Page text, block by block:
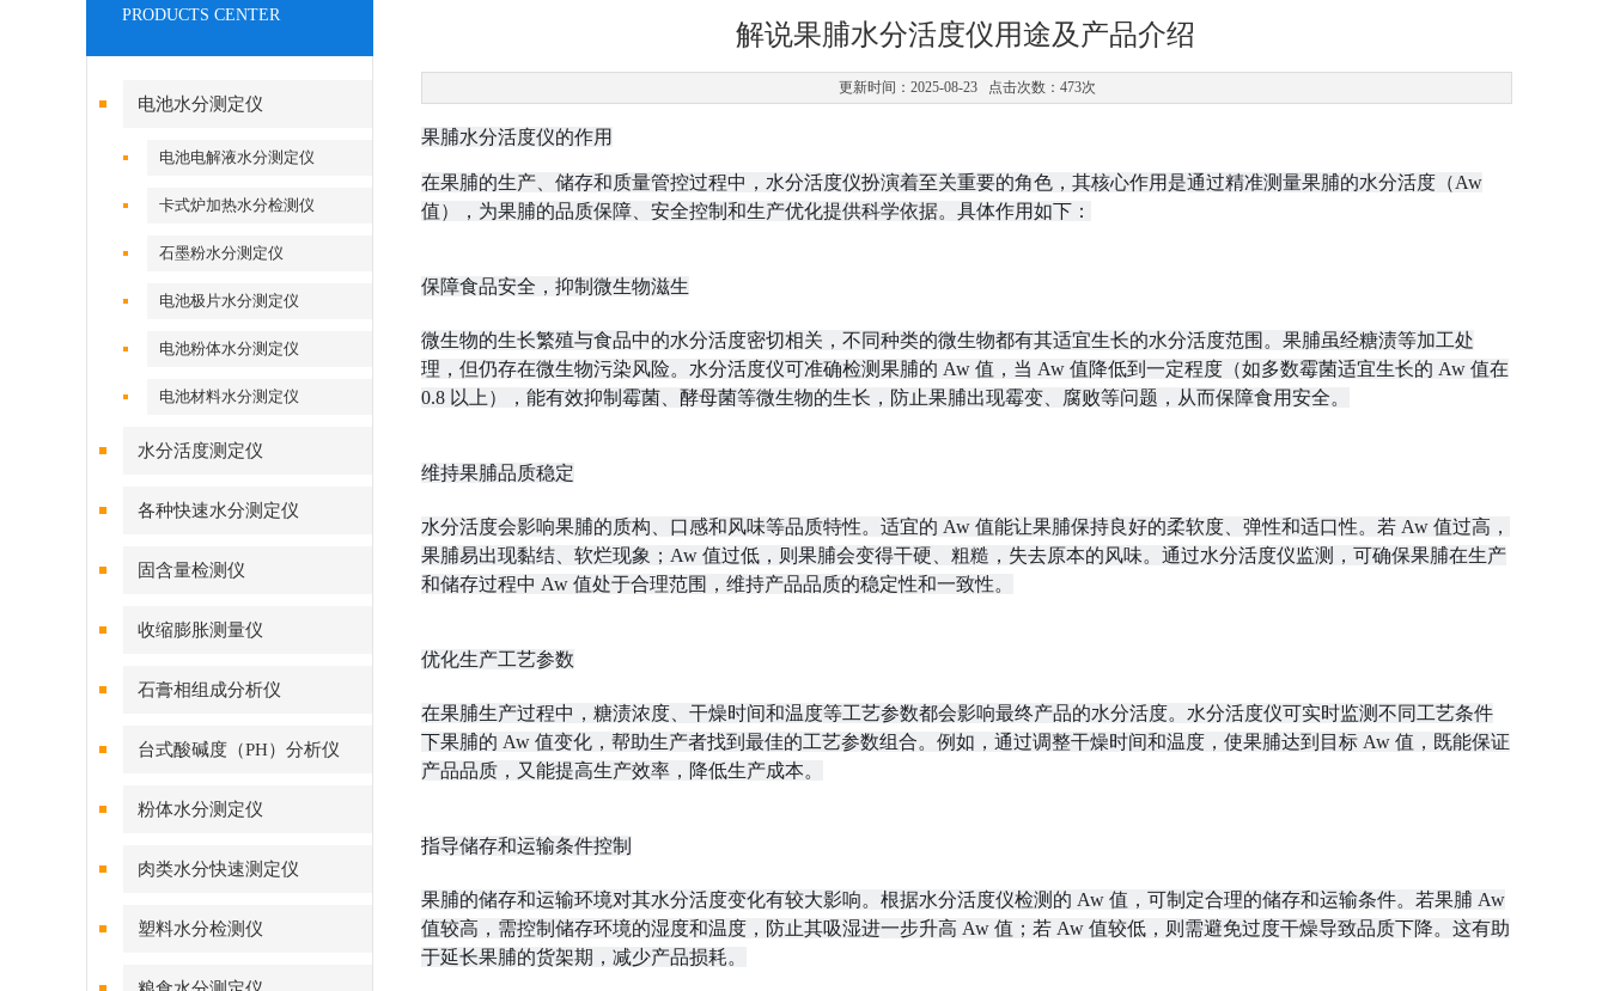
PRODUCTS CENTER
电池水分测定仪
电池电解液水分测定仪
卡式炉加热水分检测仪
石墨粉水分测定仪
电池极片水分测定仪
电池粉体水分测定仪
电池材料水分测定仪
水分活度测定仪
各种快速水分测定仪
固含量检测仪
收缩膨胀测量仪
石膏相组成分析仪
台式酸碱度（PH）分析仪
粉体水分测定仪
肉类水分快速测定仪
塑料水分检测仪
解说果脯水分活度仪用途及产品介绍
更新时间：2025-08-23 点击次数：473次
果脯水分活度仪的作用
在果脯的生产、储存和质量管控过程中，水分活度仪扮演着至关重要的角色，其核心作用是通过精准测量果脯的水分活度（Aw
值），为果脯的品质保障、安全控制和生产优化提供科学依据。具体作用如下：
保障食品安全，抑制微生物滋生
微生物的生长繁殖与食品中的水分活度密切相关，不同种类的微生物都有其适宜生长的水分活度范围。果脯虽经糖渍等加工处
理，但仍存在微生物污染风险。水分活度仪可准确检测果脯的 Aw 值，当 Aw 值降低到一定程度（如多数霉菌适宜生长的 Aw 值在
0.8 以上），能有效抑制霉菌、酵母菌等微生物的生长，防止果脯出现霉变、腐败等问题，从而保障食用安全。
维持果脯品质稳定
水分活度会影响果脯的质构、口感和风味等品质特性。适宜的 Aw 值能让果脯保持良好的柔软度、弹性和适口性。若 Aw 值过高，
果脯易出现黏结、软烂现象；Aw 值过低，则果脯会变得干硬、粗糙，失去原本的风味。通过水分活度仪监测，可确保果脯在生产
和储存过程中 Aw 值处于合理范围，维持产品品质的稳定性和一致性。
优化生产工艺参数
在果脯生产过程中，糖渍浓度、干燥时间和温度等工艺参数都会影响最终产品的水分活度。水分活度仪可实时监测不同工艺条件
下果脯的 Aw 值变化，帮助生产者找到最佳的工艺参数组合。例如，通过调整干燥时间和温度，使果脯达到目标 Aw 值，既能保证
产品品质，又能提高生产效率，降低生产成本。
指导储存和运输条件控制
果脯的储存和运输环境对其水分活度变化有较大影响。根据水分活度仪检测的 Aw 值，可制定合理的储存和运输条件。若果脯 Aw
值较高，需控制储存环境的湿度和温度，防止其吸湿进一步升高 Aw 值；若 Aw 值较低，则需避免过度干燥导致品质下降。这有助
于延长果脯的货架期，减少产品损耗。